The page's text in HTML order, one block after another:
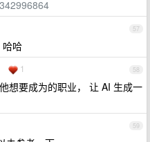
57
哈哈
58
1
想要成为的职业， 让 AI 生成一
59